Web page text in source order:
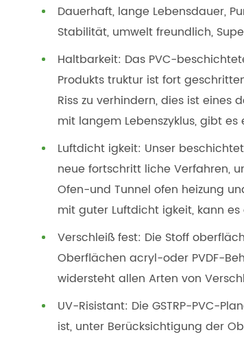
Dauerhaft, lange Lebensdauer,
Stabilität, umwelt freundlich,
Haltbarkeit: Das PVC-
Produkts truktur ist fort
Riss zu verhindern, dies ist eines
mit langem Lebenszyklus, gibt
Luftdicht igkeit: Unser
neue fortschritt liche Verfahren,
Ofen-und Tunnel ofen heizung
mit guter Luftdicht igkeit, kann
Verschleiß fest: Die Stoff
Oberflächen acryl-oder PVDF-
widersteht allen Arten von
UV-Risistant: Die GSTRP-PVC-
ist, unter Berücksichtigung der